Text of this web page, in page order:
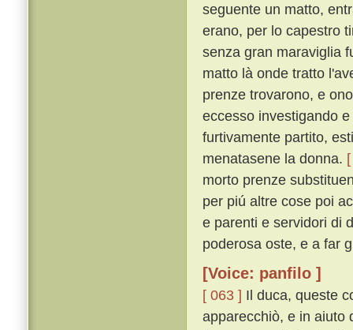
seguente un matto,
erano, per lo capestro
senza gran maraviglia
matto là onde tratto
prenze trovarono, e
eccesso investigando
furtivamente partito,
menatasene la donna.
morto prenze
per piú altre cose poi
e parenti e servidori di
poderosa oste, e a far
[Voice: panfilo ]
[ 063 ] Il duca, queste
apparecchiò, e in aiuto